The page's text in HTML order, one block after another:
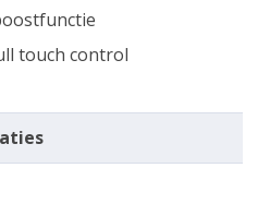
touch control